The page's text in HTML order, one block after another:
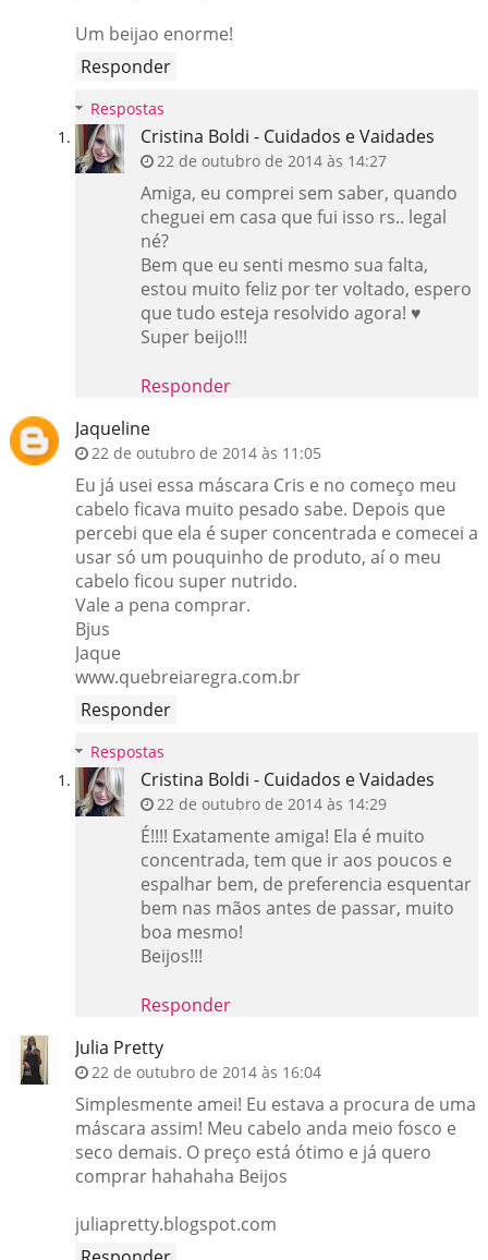
Um beijao enorme!
Responder
Respostas
Cristina Boldi - Cuidados e Vaidades
22 de outubro de 2014 às 14:27
Amiga, eu comprei sem saber, quando
cheguei em casa que fui isso rs.. legal
né?
Bem que eu senti mesmo sua falta,
estou muito feliz por ter voltado, espero
que tudo esteja resolvido agora! ♥
Super beijo!!!
Responder
Jaqueline
22 de outubro de 2014 às 11:05
Eu já usei essa máscara Cris e no começo meu
cabelo ficava muito pesado sabe. Depois que
percebi que ela é super concentrada e comecei a
usar só um pouquinho de produto, aí o meu
cabelo ficou super nutrido.
Vale a pena comprar.
Bjus
Jaque
www.quebreiaregra.com.br
Responder
Respostas
Cristina Boldi - Cuidados e Vaidades
22 de outubro de 2014 às 14:29
É!!!! Exatamente amiga! Ela é muito
concentrada, tem que ir aos poucos e
espalhar bem, de preferencia esquentar
bem nas mãos antes de passar, muito
boa mesmo!
Beijos!!!
Responder
Julia Pretty
22 de outubro de 2014 às 16:04
Simplesmente amei! Eu estava a procura de uma
máscara assim! Meu cabelo anda meio fosco e
seco demais. O preço está ótimo e já quero
comprar hahahaha Beijos
juliapretty.blogspot.com